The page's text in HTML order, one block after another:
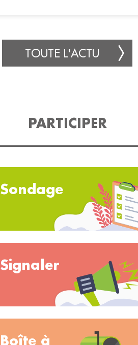
TOUTE L'ACTU
PARTICIPER
Sondage
Signaler
Boîte à